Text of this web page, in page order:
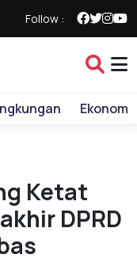
Follow :
Ekonomi
Ketat
DPRD